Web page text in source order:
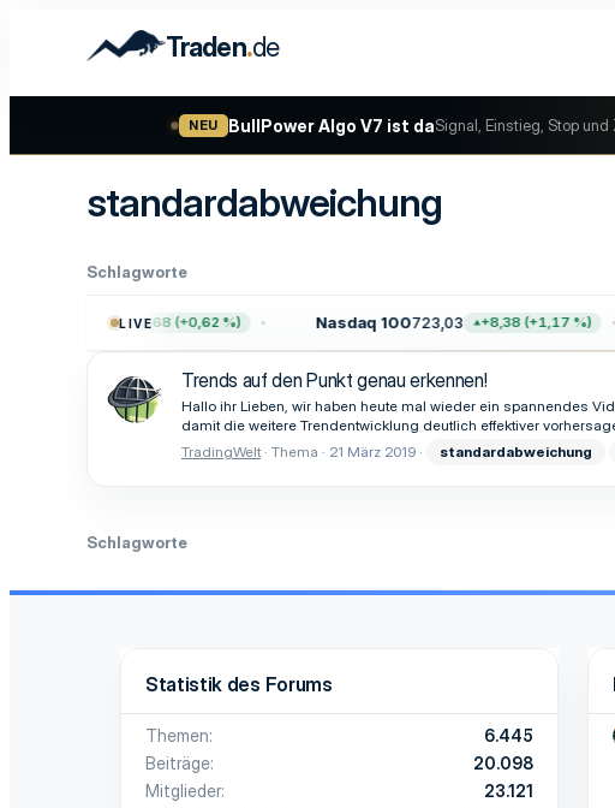
Traden.de
NEU BullPower Algo V7 ist daSignal, Einstieg, Stop
standardabweichung
Schlagworte
LIVE
+47,68 (+0,62 %) Nasdaq 100723,03 +8,38 (+1,17 %)
Trends auf den Punkt genau erkennen!
Hallo ihr Lieben, wir haben heute mal wieder ein spannendes
damit die weitere Trendentwicklung deutlich effektiver
TradingWelt Thema 21 März 2019 standardabweichung
Schlagworte
Statistik des Forums
Themen
6.445
Beiträge
20.098
Mitglieder
23.121